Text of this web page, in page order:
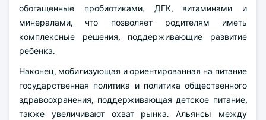
обогащенные пробиотиками, ДГК, витаминами и
минералами, что позволяет родителям иметь
комплексные решения, поддерживающие развитие
ребенка.
Наконец, мобилизующая и ориентированная на питание
государственная политика и политика общественного
здравоохранения, поддерживающая детское питание,
также увеличивают охват рынка. Альянсы между